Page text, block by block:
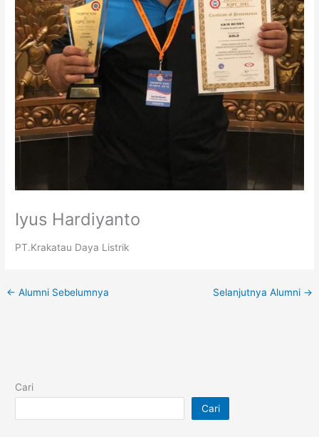
Iyus Hardiyanto
PT.Krakatau Daya Listrik
← Alumni Sebelumnya Selanjutnya Alumni →
Cari
Cari